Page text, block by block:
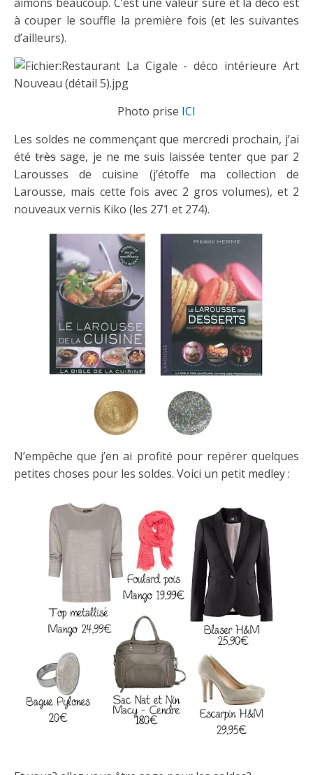
à couper le souffle la première fois (et les suivantes
d’ailleurs).
Photo prise ICI
Les soldes ne commençant que mercredi prochain, j’ai
ététrèssage, je ne me suis laissée tenter que par 2
Larousses de cuisine (j’étoffe ma collection de
Larousse, mais cette fois avec 2 gros volumes), et 2
nouveaux vernis Kiko (les 271 et 274).
N’empêche que j’en ai profité pour repérer quelques
petites choses pour les soldes. Voici un petit medley :